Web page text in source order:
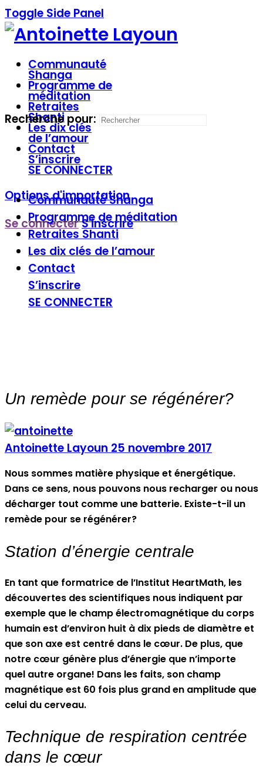
Toggle Side Panel
Communauté
Shanga
Programme de
méditation
Retraites
Shanti
Les dix clés
de l’amour
Contact
S’inscrire
SE CONNECTER
Options d'importation
Se connecterS'inscrire
Recherche pour:
CommunautéShanga
Programme deméditation
Retraites Shanti
Les dix clés de l’amour
Contact
S’inscrire
SE CONNECTER
Un remède pour se régénérer?
Antoinette Layoun25 novembre 2017
Nous sommes matière physique et énergétique.
Dans ce sens, nous pouvons nous recharger ou nous
décharger tout comme une batterie. Existe-t-il un
remède pour se régénérer?
Station d’énergie centrale
En tant que formatrice de l’Institut HeartMath, les
découvertes des scientifiques nous indiquent par
exemple que le champ électromagnétique du corps
humain est d’environ huit à dix pieds de diamètre et
que son axe est centré dans le cœur. De plus, que
notre cœur génère plus d’énergie que n’importe
quel autre organe! Dans les faits, son champ
magnétique est 60 fois plus grand en amplitude que
celui du cerveau.
Technique de respiration centrée
dans le cœur